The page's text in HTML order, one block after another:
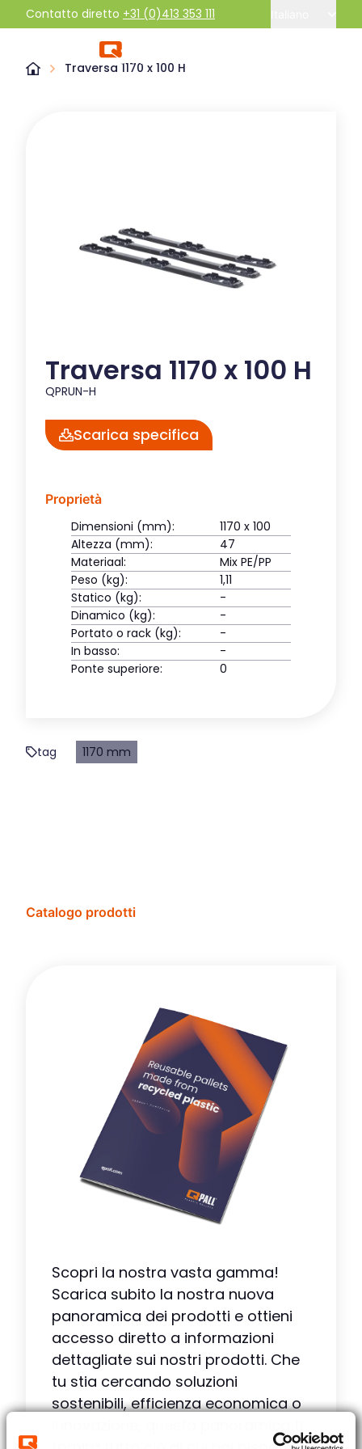
Contatto diretto +31 (0)413 353 111
Traversa 1170 x 100 H
Traversa 1170 x 100 H
QPRUN-H
Scarica specifica
Proprietà
Dimensioni (mm):
1170 x 100
Altezza (mm):
47
Materiaal:
Mix PE/PP
Peso (kg):
1,11
Statico (kg):
-
Dinamico (kg):
-
Portato o rack (kg):
-
In basso:
-
Ponte superiore:
0
tag 1170 mm
Catalogo prodotti
Scopri la nostra vasta gamma!
Scarica subito la nostra nuova
panoramica dei prodotti e ottieni
accesso diretto a informazioni
dettagliate sui nostri prodotti. Che
tu stia cercando soluzioni
sostenibili, efficienza economica o